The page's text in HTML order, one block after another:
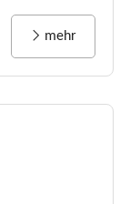
mehr